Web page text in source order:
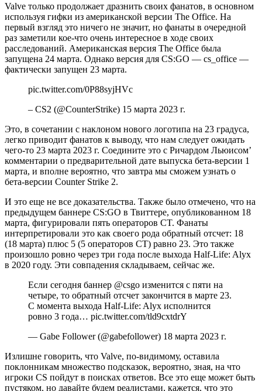
Valve только продолжает дразнить своих фанатов, в основном
используя гифки из американской версии The Office. На
первый взгляд это ничего не значит, но фанаты в очередной
раз заметили кое-что очень интересное в ходе своих
расследований. Американская версия The Office была
запущена 24 марта. Однако версия для CS:GO — cs_office —
фактически запущен 23 марта.
pic.twitter.com/0P88syjHVc
– CS2 (@CounterStrike) 15 марта 2023 г.
Это, в сочетании с наклоном нового логотипа на 23 градуса,
легко приводит фанатов к выводу, что нам следует ожидать
чего-то 23 марта 2023 г. Соедините это с Ричардом Льюисом’
комментарии о предварительной дате выпуска бета-версии 1
марта, и вполне вероятно, что завтра мы сможем узнать о
бета-версии Counter Strike 2.
И это еще не все доказательства. Также было отмечено, что на
предыдущем баннере CS:GO в Твиттере, опубликованном 18
марта, фигурировали пять операторов CT. Фанаты
интерпретировали это как своего рода обратный отсчет: 18
(18 марта) плюс 5 (5 операторов CT) равно 23. Это также
произошло ровно через три года после выхода Half-Life: Alyx
в 2020 году. Эти совпадения складываем, сейчас же.
Если сегодня баннер @csgo изменится с пяти на
четыре, то обратный отсчет закончится в марте 23.
С момента выхода Half-Life: Alyx исполнится
ровно 3 года… pic.twitter.com/tld9cxtdrY
— ‎Gabe Follower (@gabefollower) 18 марта 2023 г.
Излишне говорить, что Valve, по-видимому, оставила
поклонникам множество подсказок, вероятно, зная, на что
игроки CS пойдут в поисках ответов. Все это еще может быть
пустяком, но давайте будем реалистами, кажется, что это